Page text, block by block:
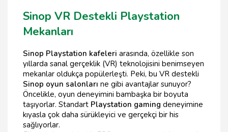
Sinop VR Destekli Playstation
Mekanları
Sinop Playstation kafeleri arasında, özellikle son
yıllarda sanal gerçeklik (VR) teknolojisini benimseyen
mekanlar oldukça popülerleşti. Peki, bu VR destekli
Sinop oyun salonları ne gibi avantajlar sunuyor?
Öncelikle, oyun deneyimini bambaşka bir boyuta
taşıyorlar. Standart Playstation gaming deneyimine
kıyasla çok daha sürükleyici ve gerçekçi bir his
sağlıyorlar.